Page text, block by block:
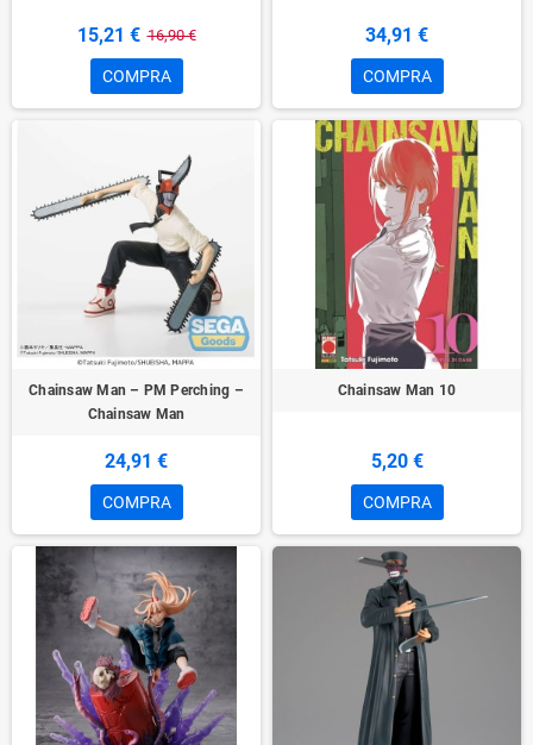
15,21 € 16,90 €
COMPRA
34,91 €
COMPRA
Chainsaw Man – PM Perching –
Chainsaw Man
24,91 €
COMPRA
Chainsaw Man 10
5,20 €
COMPRA